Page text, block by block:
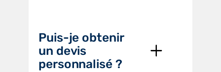
Puis-je obtenir
un devis
personnalisé ?